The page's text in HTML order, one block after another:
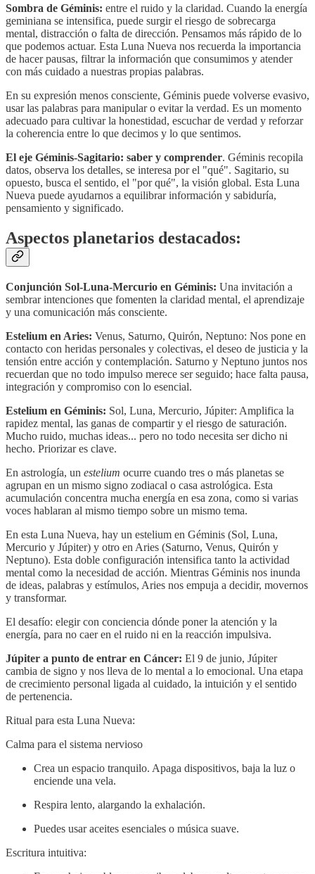
Sombra de Géminis: entre el ruido y la claridad. Cuando la energía
geminiana se intensifica, puede surgir el riesgo de sobrecarga
mental, distracción o falta de dirección. Pensamos más rápido de lo
que podemos actuar. Esta Luna Nueva nos recuerda la importancia
de hacer pausas, filtrar la información que consumimos y atender
con más cuidado a nuestras propias palabras.
En su expresión menos consciente, Géminis puede volverse evasivo,
usar las palabras para manipular o evitar la verdad. Es un momento
adecuado para cultivar la honestidad, escuchar de verdad y reforzar
la coherencia entre lo que decimos y lo que sentimos.
El eje Géminis-Sagitario: saber y comprender. Géminis recopila
datos, observa los detalles, se interesa por el "qué". Sagitario, su
opuesto, busca el sentido, el "por qué", la visión global. Esta Luna
Nueva puede ayudarnos a equilibrar información y sabiduría,
pensamiento y significado.
Aspectos planetarios destacados:
Conjunción Sol-Luna-Mercurio en Géminis: Una invitación a
sembrar intenciones que fomenten la claridad mental, el aprendizaje
y una comunicación más consciente.
Estelium en Aries: Venus, Saturno, Quirón, Neptuno: Nos pone en
contacto con heridas personales y colectivas, el deseo de justicia y la
tensión entre acción y contemplación. Saturno y Neptuno juntos nos
recuerdan que no todo impulso merece ser seguido; hace falta pausa,
integración y compromiso con lo esencial.
Estelium en Géminis: Sol, Luna, Mercurio, Júpiter: Amplifica la
rapidez mental, las ganas de compartir y el riesgo de saturación.
Mucho ruido, muchas ideas... pero no todo necesita ser dicho ni
hecho. Priorizar es clave.
En astrología, un estelium ocurre cuando tres o más planetas se
agrupan en un mismo signo zodiacal o casa astrológica. Esta
acumulación concentra mucha energía en esa zona, como si varias
voces hablaran al mismo tiempo sobre un mismo tema.
En esta Luna Nueva, hay un estelium en Géminis (Sol, Luna,
Mercurio y Júpiter) y otro en Aries (Saturno, Venus, Quirón y
Neptuno). Esta doble configuración intensifica tanto la actividad
mental como la necesidad de acción. Mientras Géminis nos inunda
de ideas, palabras y estímulos, Aries nos empuja a decidir, movernos
y transformar.
El desafío: elegir con conciencia dónde poner la atención y la
energía, para no caer en el ruido ni en la reacción impulsiva.
Júpiter a punto de entrar en Cáncer: El 9 de junio, Júpiter
cambia de signo y nos lleva de lo mental a lo emocional. Una etapa
de crecimiento personal ligada al cuidado, la intuición y el sentido
de pertenencia.
Ritual para esta Luna Nueva:
Calma para el sistema nervioso
Crea un espacio tranquilo. Apaga dispositivos, baja la luz o
enciende una vela.
Respira lento, alargando la exhalación.
Puedes usar aceites esenciales o música suave.
Escritura intuitiva: